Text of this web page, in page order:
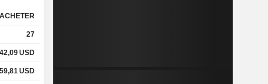
ACHETER
27
42,09USD
59,81 USD